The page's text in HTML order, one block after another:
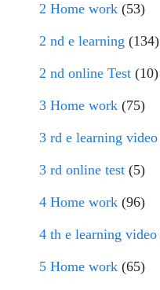
2 Home work (53)
2 nd e learning (134)
2 nd online Test (10)
3 Home work (75)
3 rd e learning video
3 rd online test (5)
4 Home work (96)
4 th e learning video
5 Home work (65)